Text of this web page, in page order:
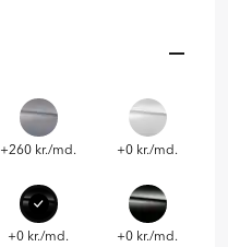
+260 kr./md. +0 kr./md.
+0 kr./md. +0 kr./md.